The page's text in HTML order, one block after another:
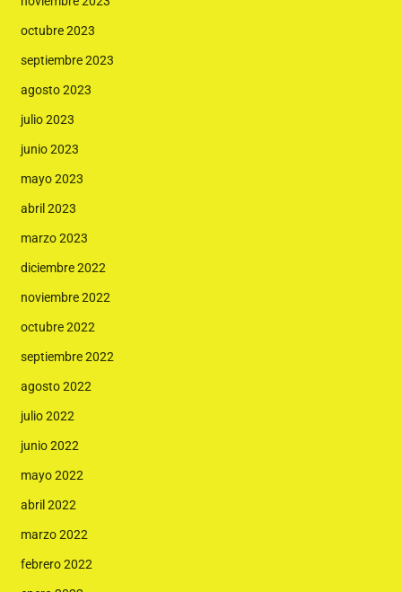
octubre 2023
septiembre 2023
agosto 2023
julio 2023
junio 2023
mayo 2023
abril 2023
marzo 2023
diciembre 2022
noviembre 2022
octubre 2022
septiembre 2022
agosto 2022
julio 2022
junio 2022
mayo 2022
abril 2022
marzo 2022
febrero 2022